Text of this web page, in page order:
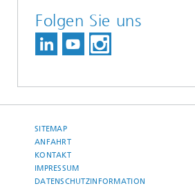
Folgen Sie uns
SITEMAP
ANFAHRT
KONTAKT
IMPRESSUM
DATENSCHUTZINFORMATION